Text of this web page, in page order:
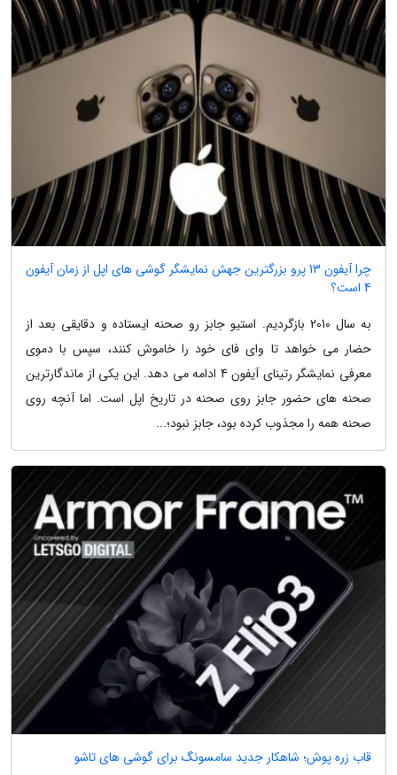
چرا آیفون 13 پرو بزرگترین جهش نمایشگر گوشی های اپل از زمان آیفون
4 است؟
به سال 2010 بازگردیم. استیو جابز رو صحنه ایستاده و دقایقی بعد از
حضار می خواهد تا وای فای خود را خاموش کنند، سپس با دموی
معرفی نمایشگر رتینای آیفون 4 ادامه می دهد. این یکی از ماندگارترین
صحنه های حضور جابز روی صحنه در تاریخ اپل است. اما آنچه روی
صحنه همه را مجذوب کرده بود، جابز نبود؛...
قاب زره پوش؛ شاهکار جدید سامسونگ برای گوشی های تاشو